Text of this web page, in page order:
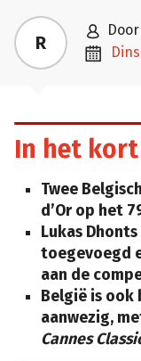
R  door

In het kort
Twee
d’Or op het
Lukas Dhonts
toegevoegd
aan de
België is
aanwezig,
Cannes